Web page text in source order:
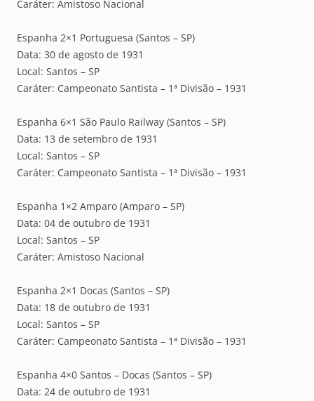
Caráter: Amistoso Nacional
Espanha 2×1 Portuguesa (Santos – SP)
Data: 30 de agosto de 1931
Local: Santos – SP
Caráter: Campeonato Santista – 1ª Divisão – 1931
Espanha 6×1 São Paulo Railway (Santos – SP)
Data: 13 de setembro de 1931
Local: Santos – SP
Caráter: Campeonato Santista – 1ª Divisão – 1931
Espanha 1×2 Amparo (Amparo – SP)
Data: 04 de outubro de 1931
Local: Santos – SP
Caráter: Amistoso Nacional
Espanha 2×1 Docas (Santos – SP)
Data: 18 de outubro de 1931
Local: Santos – SP
Caráter: Campeonato Santista – 1ª Divisão – 1931
Espanha 4×0 Santos – Docas (Santos – SP)
Data: 24 de outubro de 1931